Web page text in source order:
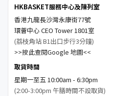
HKBASKET服務中心及陳列室
香港九龍長沙灣永康街77號
環薈中心 CEO Tower 1801室
(荔枝角站 B1出口步行3分鐘)
>>按此查閱Google 地圖<<
取貨時間
星期一至五 10:00am - 6:30pm
(2:00-3:00pm 午膳時間不設取貨)